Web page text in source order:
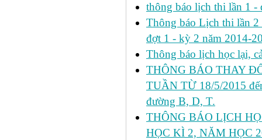
thông báo lịch thi lần 1 -
Thông báo Lịch thi lần 2
đợt 1 - kỳ 2 năm 2014-
Thông báo lịch học lại,
THÔNG BÁO THAY
TUẦN TỪ 18/5/2015
đường B, D, T.
THÔNG BÁO LỊCH
HỌC KÌ 2, NĂM HỌC